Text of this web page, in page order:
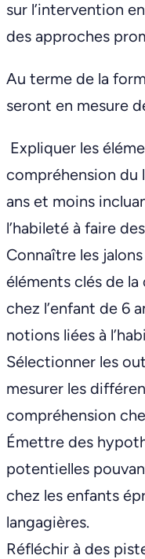
sur l’intervention
des approches
Au terme de la
seront en mesure
Expliquer les
compréhension du
ans et moins
l’habileté à faire
Connaître les
éléments clés de
chez l’enfant de 6
notions liées à
Sélectionner les
mesurer les
compréhension
Émettre des
potentielles
chez les enfants
langagières.
Réfléchir à des